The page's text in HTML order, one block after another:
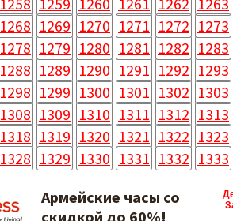
1268 1269 1270 1271 1272 1273
1278 1279 1280 1281 1282 1283
1288 1289 1290 1291 1292 1293
1298 1299 1300 1301 1302 1303
1308 1309 1310 1311 1312 1313
1318 1319 1320 1321 1322 1323
1328 1329 1330 1331 1332 1333
Армейские часы со
скидкой до 60%!